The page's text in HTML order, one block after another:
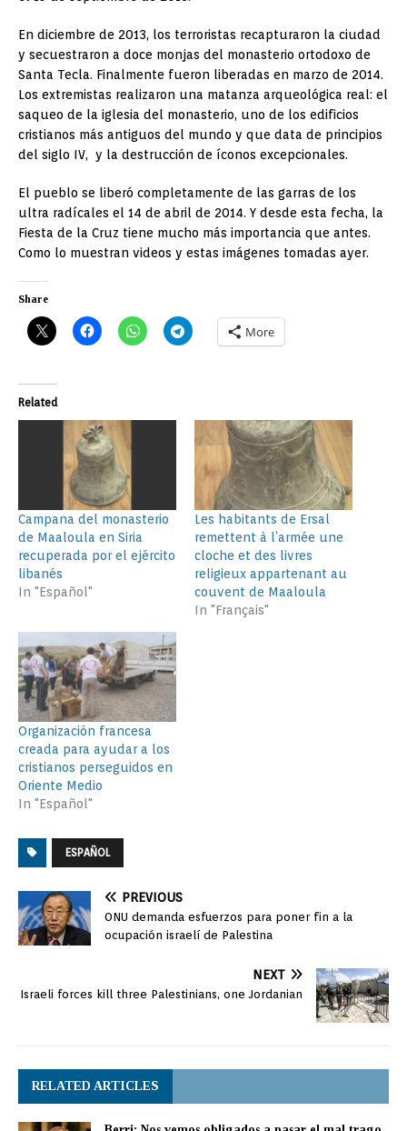
En diciembre de 2013, los terroristas recapturaron la ciudad
y secuestraron a doce monjas del monasterio ortodoxo de
Santa Tecla. Finalmente fueron liberadas en marzo de 2014.
Los extremistas realizaron una matanza arqueológica real: el
saqueo de la iglesia del monasterio, uno de los edificios
cristianos más antiguos del mundo y que data de principios
del siglo IV, y la destrucción de íconos excepcionales.
El pueblo se liberó completamente de las garras de los
ultra radícales el 14 de abril de 2014. Y desde esta fecha, la
Fiesta de la Cruz tiene mucho más importancia que antes.
Como lo muestran videos y estas imágenes tomadas ayer.
Share
More
Related
Campana del monasterio
de Maaloula en Siria
recuperada por el ejército
libanés
In "Español"
Les habitants de Ersal
remettent à l’armée une
cloche et des livres
religieux appartenant au
couvent de Maaloula
In "Français"
Organización francesa
creada para ayudar a los
cristianos perseguidos en
Oriente Medio
In "Español"
ESPAÑOL
PREVIOUS
ONU demanda esfuerzos para poner fin a la
ocupación israelí de Palestina
NEXT
Israeli forces kill three Palestinians, one Jordanian
RELATED ARTICLES